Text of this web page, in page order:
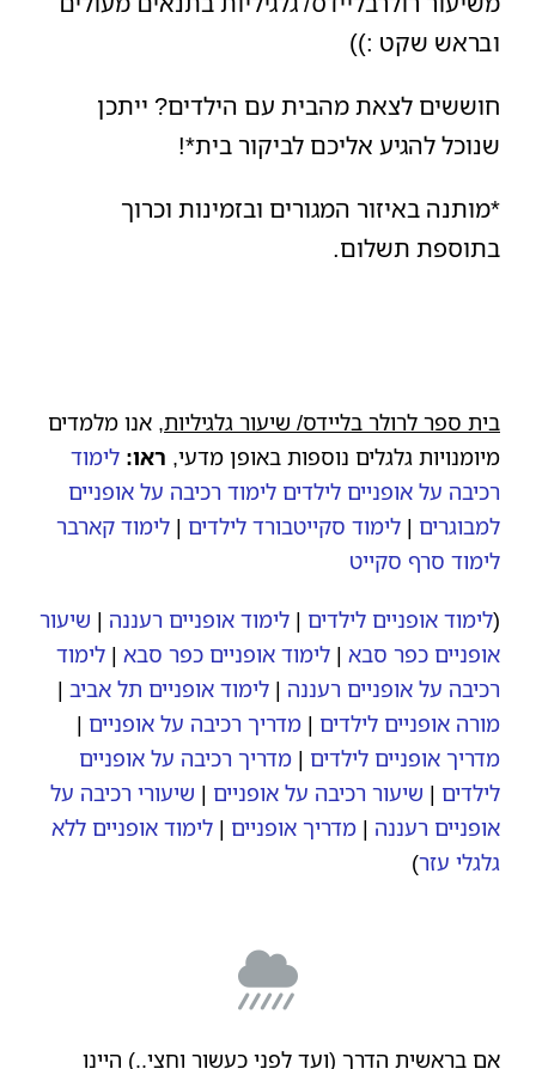
ובראש שקט :))
חוששים לצאת מהבית עם הילדים? ייתכן
שנוכל להגיע אליכם לביקור בית*!
*מותנה באיזור המגורים ובזמינות וכרוך
בתוספת תשלום.
בית ספר לרולר בליידס/ שיעור גלגיליות, אנו מלמדים
מיומנויות גלגלים נוספות באופן מדעי, ראו: לימוד
רכיבה על אופניים לילדים לימוד רכיבה על אופניים
למבוגרים | לימוד סקייטבורד לילדים | לימוד קארבר
לימוד סרף סקייט
(לימוד אופניים לילדים | לימוד אופניים רעננה | שיעור
אופניים כפר סבא | לימוד אופניים כפר סבא | לימוד
רכיבה על אופניים רעננה | לימוד אופניים תל אביב |
מורה אופניים לילדים | מדריך רכיבה על אופניים |
מדריך אופניים לילדים | מדריך רכיבה על אופניים
לילדים | שיעור רכיבה על אופניים | שיעורי רכיבה על
אופניים רעננה | מדריך אופניים | לימוד אופניים ללא
גלגלי עזר)
אם בראשית הדרך (ועד לפני כעשור וחצי..) היינו